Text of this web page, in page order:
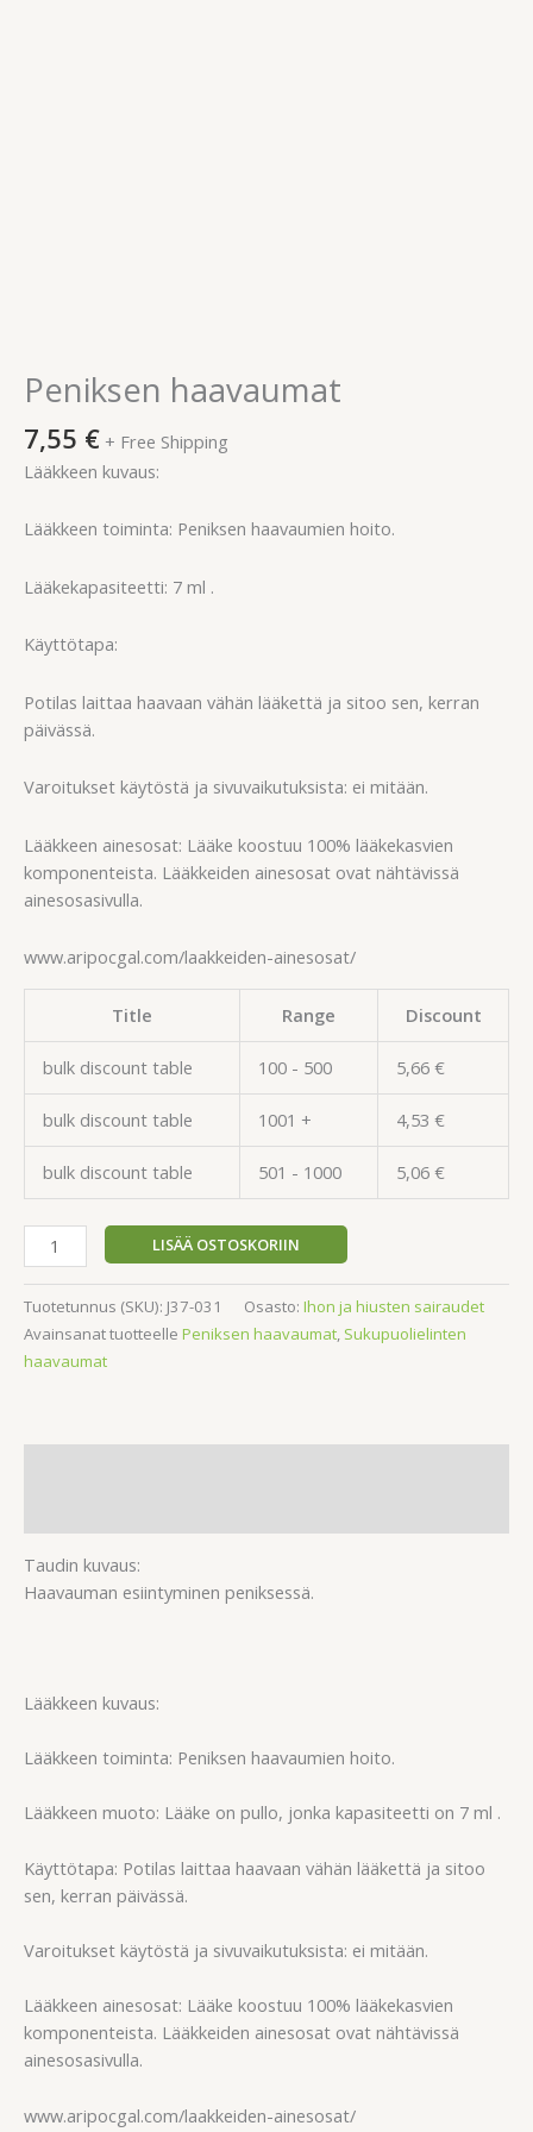
Peniksen haavaumat
7,55 € + Free Shipping
Lääkkeen kuvaus:
Lääkkeen toiminta: Peniksen haavaumien hoito.
Lääkekapasiteetti: 7 ml .
Käyttötapa:
Potilas laittaa haavaan vähän lääkettä ja sitoo sen, kerran
päivässä.
Varoitukset käytöstä ja sivuvaikutuksista: ei mitään.
Lääkkeen ainesosat: Lääke koostuu 100% lääkekasvien
komponenteista. Lääkkeiden ainesosat ovat nähtävissä
ainesosasivulla.
www.aripocgal.com/laakkeiden-ainesosat/
Title Range Discount
bulk discount table 100 - 500 5,66 €
bulk discount table 1001 + 4,53 €
bulk discount table 501 - 1000 5,06 €
LISÄÄ OSTOSKORIIN
Tuotetunnus (SKU): J37-031 Osasto: Ihon ja hiusten sairaudet
Avainsanat tuotteelle Peniksen haavaumat, Sukupuolielinten
haavaumat
Taudin kuvaus:
Haavauman esiintyminen peniksessä.
Lääkkeen kuvaus:
Lääkkeen toiminta: Peniksen haavaumien hoito.
Lääkkeen muoto: Lääke on pullo, jonka kapasiteetti on 7 ml .
Käyttötapa: Potilas laittaa haavaan vähän lääkettä ja sitoo
sen, kerran päivässä.
Varoitukset käytöstä ja sivuvaikutuksista: ei mitään.
Lääkkeen ainesosat: Lääke koostuu 100% lääkekasvien
komponenteista. Lääkkeiden ainesosat ovat nähtävissä
ainesosasivulla.
www.aripocgal.com/laakkeiden-ainesosat/